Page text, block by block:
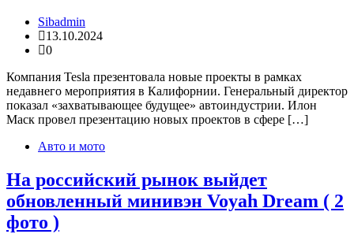
Sibadmin
13.10.2024
0
Компания Tesla презентовала новые проекты в рамках
недавнего мероприятия в Калифорнии. Генеральный директор
показал «захватывающее будущее» автоиндустрии. Илон
Маск провел презентацию новых проектов в сфере […]
Авто и мото
На российский рынок выйдет
обновленный минивэн Voyah Dream ( 2
фото )